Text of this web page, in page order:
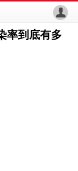
率到底有多